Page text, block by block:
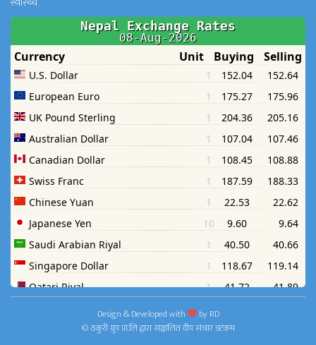
Design & Developed with byRD
© ठकुरी ग्रुप प्रा.लि द्वारा सञ्चालित दीप संचार डटकम